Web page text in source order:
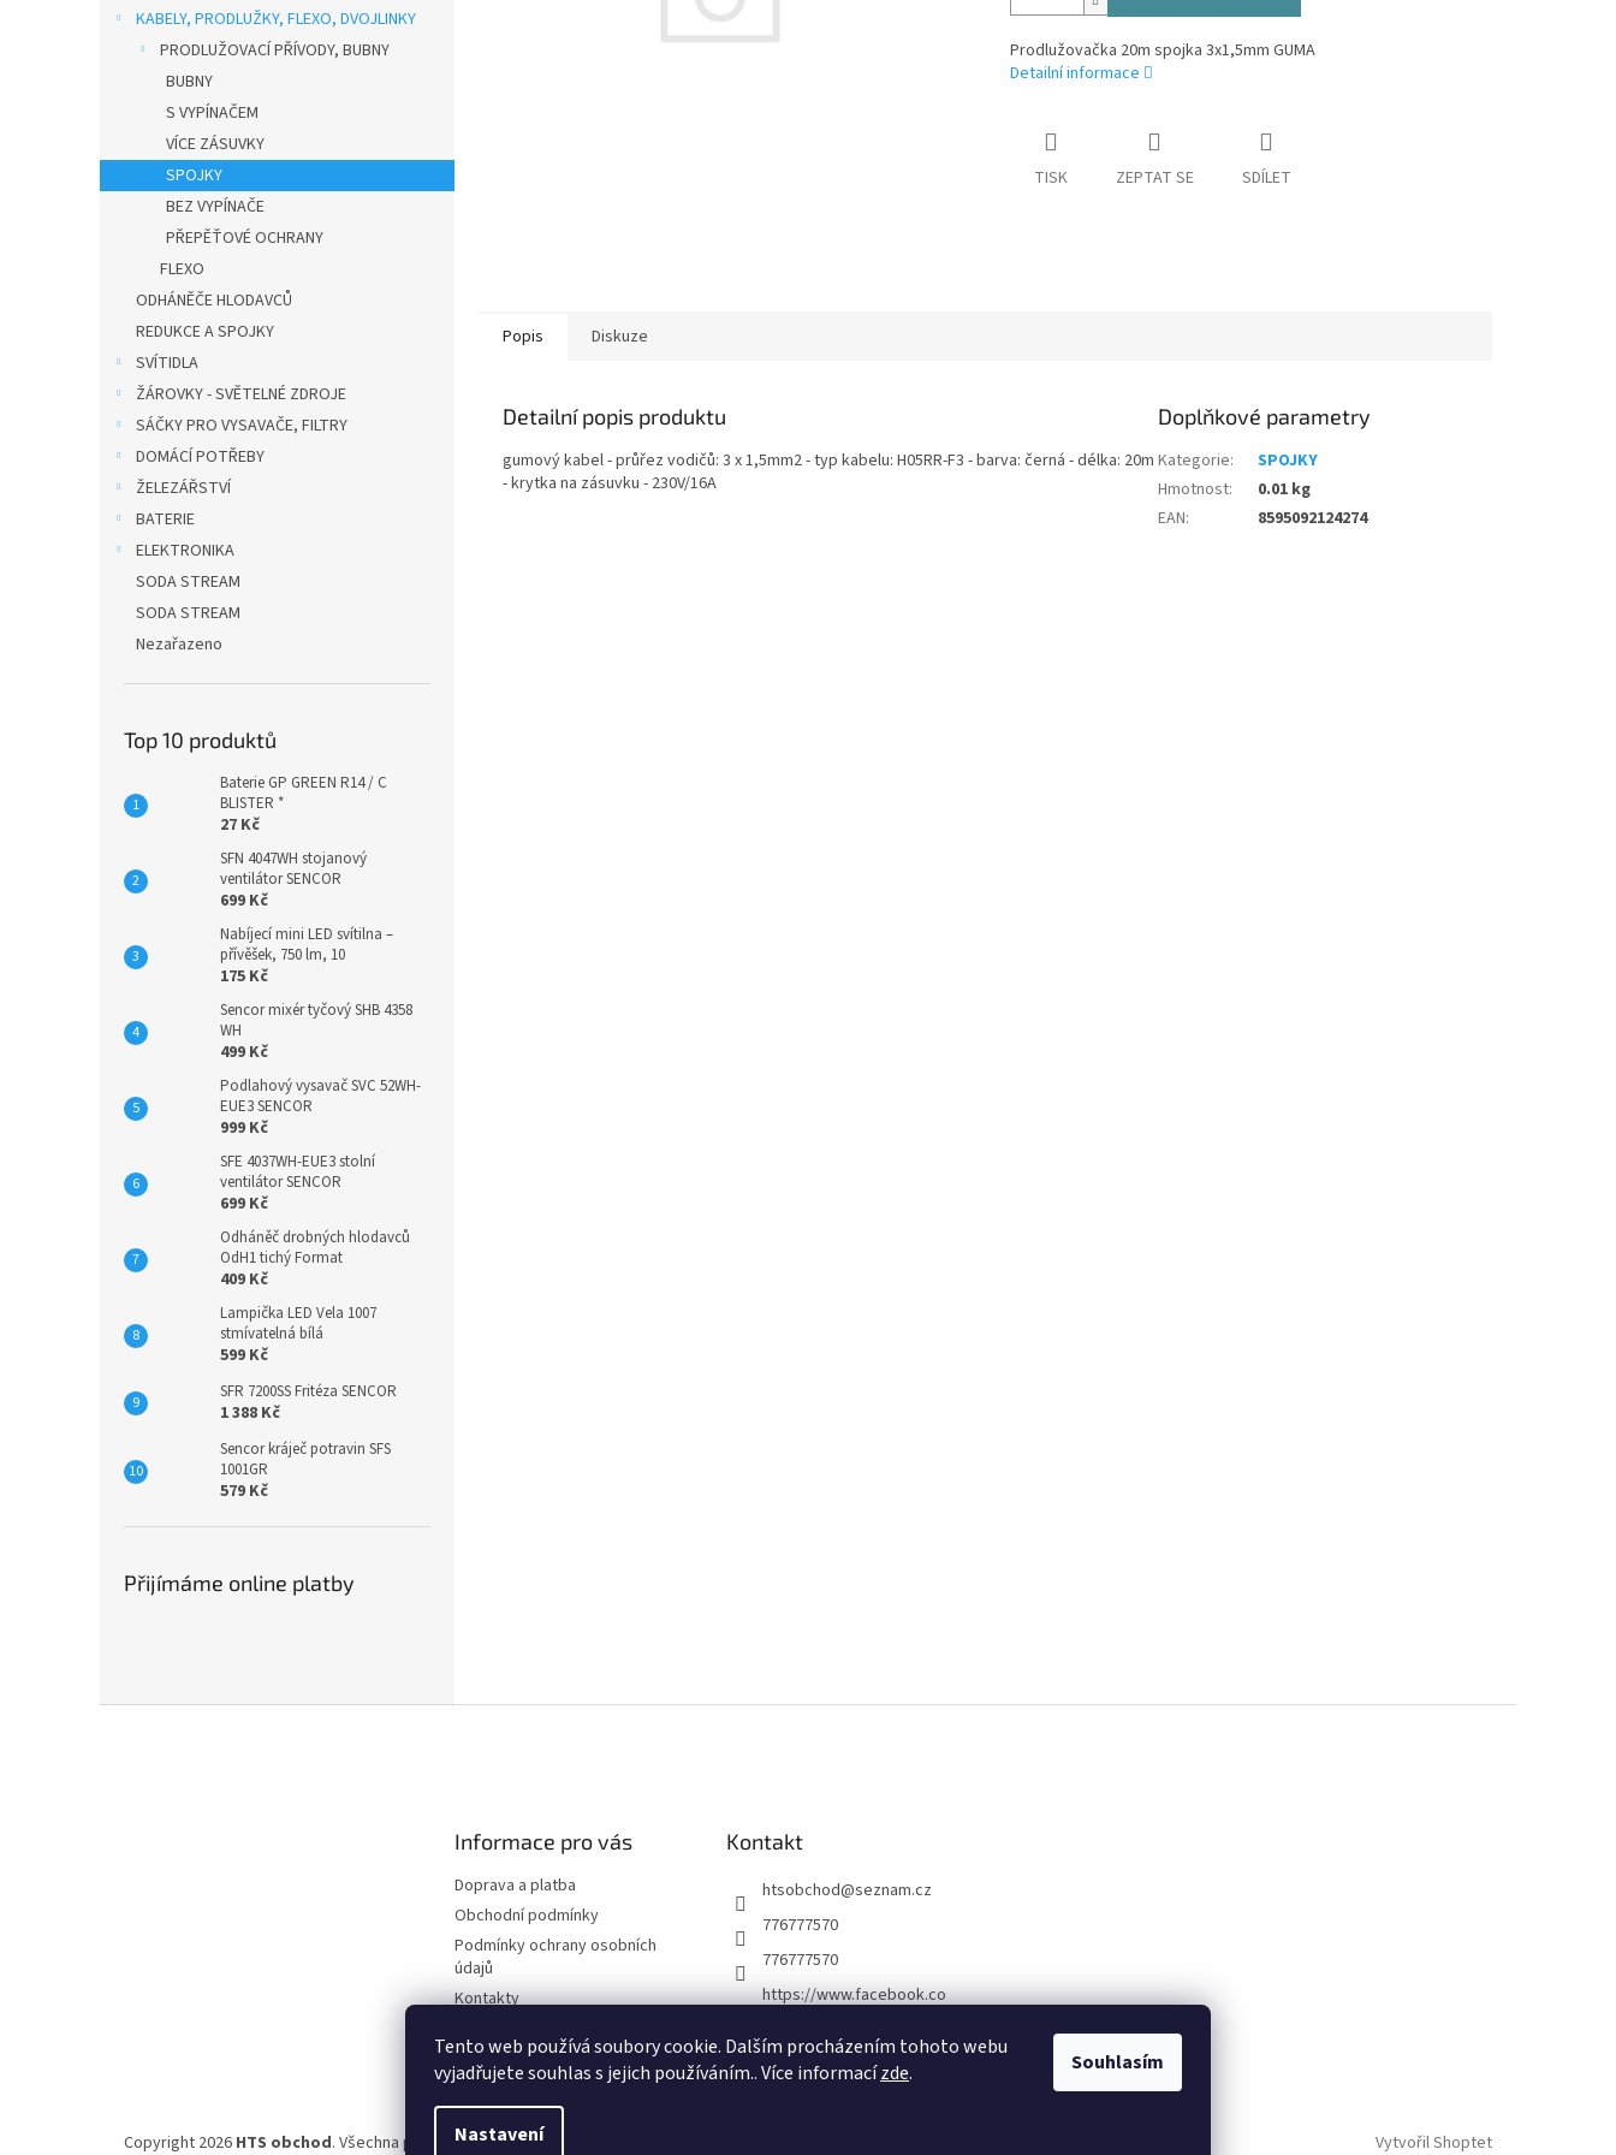
Tento web používá soubory cookie. Dalším procházením tohoto webu
vyjadřujete souhlas s jejich používáním.. Více informacízde.
Nastavení
Souhlasím
KABELY, PRODLUŽKY, FLEXO, DVOJLINKY
PRODLUŽOVACÍ PŘÍVODY, BUBNY
BUBNY
S VYPÍNAČEM
VÍCE ZÁSUVKY
SPOJKY
BEZ VYPÍNAČE
PŘEPĚŤOVÉ OCHRANY
FLEXO
ODHÁNĚČE HLODAVCŮ
REDUKCE A SPOJKY
SVÍTIDLA
ŽÁROVKY - SVĚTELNÉ ZDROJE
SÁČKY PRO VYSAVAČE, FILTRY
DOMÁCÍ POTŘEBY
ŽELEZÁŘSTVÍ
BATERIE
ELEKTRONIKA
SODA STREAM
SODA STREAM
Nezařazeno
Top 10 produktů
Baterie GP GREEN R14 / C
BLISTER *
27 Kč
SFN 4047WH stojanový
ventilátor SENCOR
699 Kč
Nabíjecí mini LED svítilna –
přívěšek, 750 lm, 10
175 Kč
Sencor mixér tyčový SHB 4358
WH
499 Kč
Podlahový vysavač SVC 52WH-
EUE3 SENCOR
999 Kč
SFE 4037WH-EUE3 stolní
ventilátor SENCOR
699 Kč
Odháněč drobných hlodavců
OdH1 tichý Format
409 Kč
Lampička LED Vela 1007
stmívatelná bílá
599 Kč
SFR 7200SS Fritéza SENCOR
1 388 Kč
Sencor kráječ potravin SFS
1001GR
579 Kč
Přijímáme online platby
Prodlužovačka 20m spojka 3x1,5mm GUMA
Detailní informace
TISK ZEPTAT SE SDÍLET
Popis Diskuze
Detailní popis produktu
gumový kabel - průřez vodičů: 3 x 1,5mm2 - typ kabelu: H05RR-F3 - barva: černá - délka: 20m
- krytka na zásuvku - 230V/16A
Doplňkové parametry
Kategorie:
SPOJKY
Hmotnost:
0.01 kg
EAN: 8595092124274
Informace pro vás
Doprava a platba
Obchodní podmínky
Podmínky ochrany osobních
údajů
Kontakty
Kontakt
htsobchod@seznam.cz
776777570
776777570
https://www.facebook.co
ck%C3%A1-22921462467
7338
Vytvořil Shoptet
Copyright 2026 HTS obchod. Všechna práva vyhrazena.